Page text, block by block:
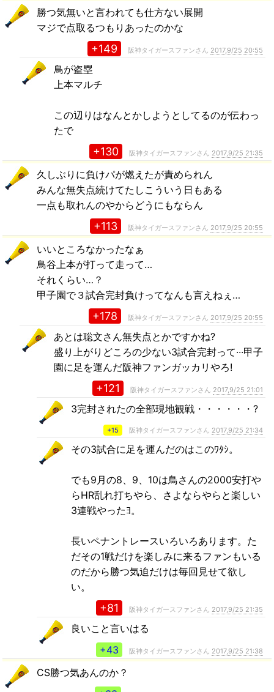
勝つ気無いと言われても仕方ない展開
マジで点取るつもりあったのかな
+149 阪神タイガースファンさん 2017,9/25 20:55
鳥が盗塁
上本マルチ
この辺りはなんとかしようとしてるのが伝わっ
たで
+130 阪神タイガースファンさん 2017,9/25 21:35
久しぶりに負けパが燃えたが責められん
みんな無失点続けてたしこういう日もある
一点も取れんのやからどうにもならん
+113 阪神タイガースファンさん 2017,9/25 20:55
いいところなかったなぁ
鳥谷上本が打って走って…
それくらい…？
甲子園で３試合完封負けってなんも言えねぇ…
+178 阪神タイガースファンさん 2017,9/25 20:55
あとは聡文さん無失点とかですかね?
盛り上がりどころの少ない3試合完封って···甲子
園に足を運んだ阪神ファンガッカリやろ!
+121 阪神タイガースファンさん 2017,9/25 21:01
3完封されたの全部現地観戦・・・・・・?
+15 阪神タイガースファンさん 2017,9/25 21:34
その3試合に足を運んだのはこのﾜﾀｼ。
でも9月の8、9、10は鳥さんの2000安打や
らHR乱れ打ちやら、さよならやらと楽しい
3連戦やったﾖ。
長いペナントレースいろいろあります。た
だその1戦だけを楽しみに来るファンもいる
のだから勝つ気迫だけは毎回見せて欲し
い。
+81 阪神タイガースファンさん 2017,9/25 21:35
良いこと言いはる
+43
阪神タイガースファンさん 2017,9/25 21:38
CS勝つ気あんのか？